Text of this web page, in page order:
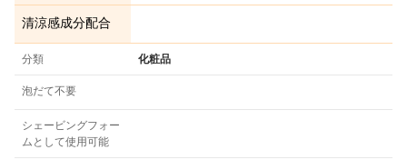
清涼感成分配合
分類 化粧品
泡だて不要
シェービングフォー
ムとして使用可能